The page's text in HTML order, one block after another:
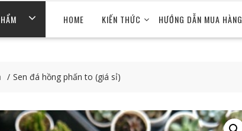
HOME KIẾN THỨC HƯỚNG DẪN MUA HÀNG
Sen đá hồng phấn to (giá sỉ)